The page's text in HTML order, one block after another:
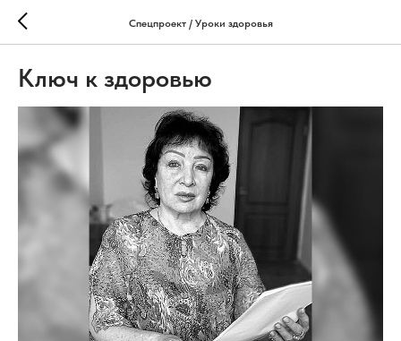
Спецпроект / Уроки здоровья
Ключ к здоровью